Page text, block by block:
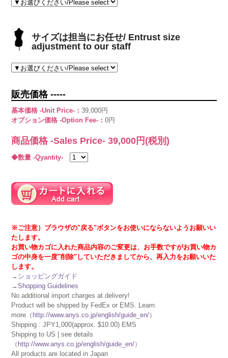
サイズは担当にお任せ/ Entrust size
adjustment to our staff
販売価格 -----
基本価格 -Unit Price-：39,000円
オプション価格 -Option Fee-：0円
商品価格 -Sales Price-39,000 円(税別)
◆数量 -Qyantity-
※ご注意）ブラウザの"戻る"ボタンをお使いにならないようお願いい
たします。
お買い物カゴに入れた商品内容のご変更は、お手数ですがお買い物カ
ゴの中身を一度"削除"していただきましてから、再入力をお願いいた
します。
→ ショッピングガイド
→Shopping Guidelines
No additional import charges at delivery!
Product will be shipped by FedEx or EMS. Learn
more（ http://www.anys.co.jp/english/guide_en/）
Shipping : JPY1,000(approx. $10.00) EMS
Shipping to US | see details
（ http://www.anys.co.jp/english/guide_en/）
All products are located in Japan